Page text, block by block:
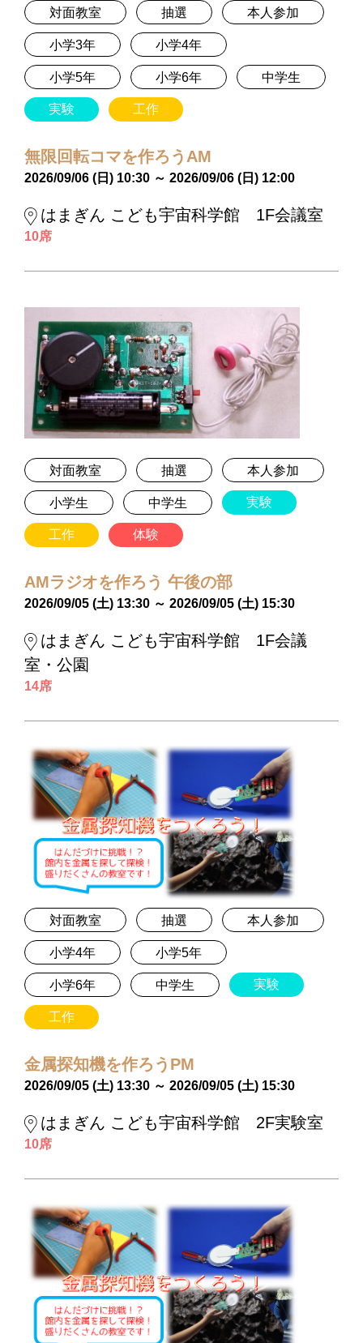
対面教室 抽選 本人参加
小学3年 小学4年
小学5年 小学6年 中学生
実験 工作
無限回転コマを作ろうAM
2026/09/06 (日) 10:30 ～ 2026/09/06 (日) 12:00
はまぎん こども宇宙科学館 1F会議室
10席
対面教室 抽選 本人参加
小学生 中学生 実験
工作 体験
AMラジオを作ろう 午後の部
2026/09/05 (土) 13:30 ～ 2026/09/05 (土) 15:30
はまぎん こども宇宙科学館 1F会議
室・公園
14席
対面教室 抽選 本人参加
小学4年 小学5年
小学6年 中学生 実験
工作
金属探知機を作ろうPM
2026/09/05 (土) 13:30 ～ 2026/09/05 (土) 15:30
はまぎん こども宇宙科学館 2F実験室
10席